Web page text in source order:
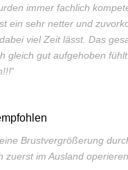
immer fachlich
ein sehr netter und
viel Zeit lässt. Das
gleich gut aufgehoben
”
Brustvergrößerung
zuerst im Ausland